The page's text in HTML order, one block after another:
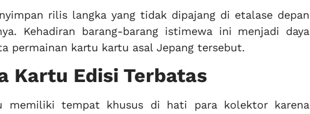
rilis langka yang tidak dipajang di etalase depan
Kehadiran barang-barang istimewa ini menjadi daya
permainan kartu kartu asal Jepang tersebut.
Kartu Edisi Terbatas
memiliki tempat khusus di hati para kolektor karena